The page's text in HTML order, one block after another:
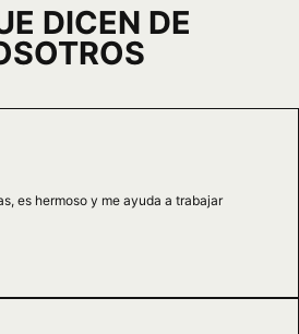
DICEN DE
es hermoso y me ayuda a trabajar